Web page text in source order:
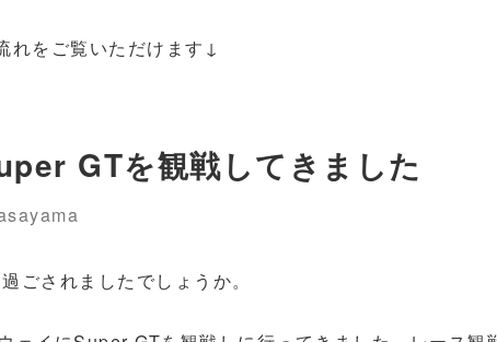
れをご覧いただけます↓
GTを観戦してきました
ごされましたでしょうか。